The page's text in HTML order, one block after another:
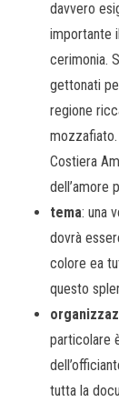
davvero
importante
cerimonia.
gettonati
regione
Costiera
dell’amore
tema: una
dovrà
colore ea
questo
particolare
tutta la